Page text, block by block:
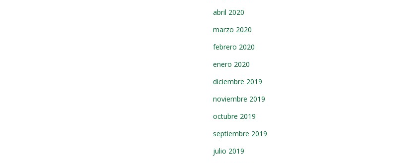
abril 2020
marzo 2020
febrero 2020
enero 2020
diciembre 2019
noviembre 2019
octubre 2019
septiembre 2019
julio 2019